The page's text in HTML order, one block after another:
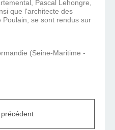
Pascal Lehongre,
que l'architecte des
se sont rendus sur
(Seine-Maritime -